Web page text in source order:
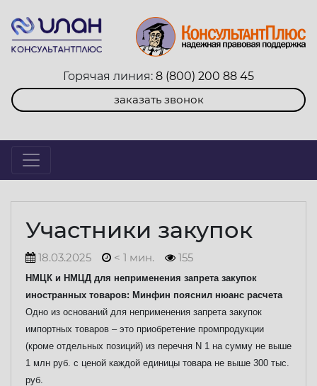
Горячая линия: 8 (800) 200 88 45
заказать звонок
Участники закупок
18.03.2025 < 1 мин. 155
НМЦК и НМЦД для неприменения запрета закупок
иностранных товаров: Минфин пояснил нюанс расчета
Одно из оснований для неприменения запрета закупок
импортных товаров – это приобретение промпродукции
(кроме отдельных позиций) из перечня N 1 на сумму не выше
1 млн руб. с ценой каждой единицы товара не выше 300 тыс.
руб.